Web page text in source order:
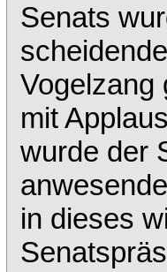
Senats
scheiden
Vogelzang
mit
wurde der
anw
in dieses